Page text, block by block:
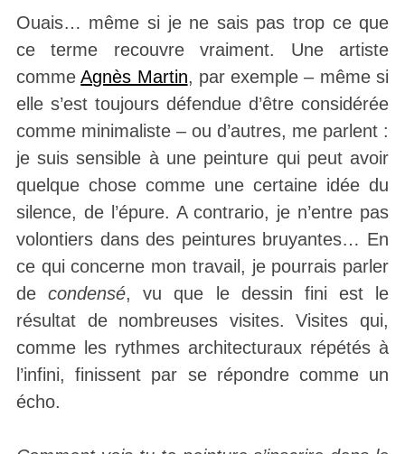
Ouais… même si je ne sais pas trop ce que
ce terme recouvre vraiment. Une artiste
commeAgnès Martin, par exemple – même si
elle s’est toujours défendue d’être considérée
comme minimaliste – ou d’autres, me parlent :
je suis sensible à une peinture qui peut avoir
quelque chose comme une certaine idée du
silence, de l’épure. A contrario, je n’entre pas
volontiers dans des peintures bruyantes… En
ce qui concerne mon travail, je pourrais parler
decondensé, vu que le dessin fini est le
résultat de nombreuses visites. Visites qui,
comme les rythmes architecturaux répétés à
l’infini, finissent par se répondre comme un
écho.